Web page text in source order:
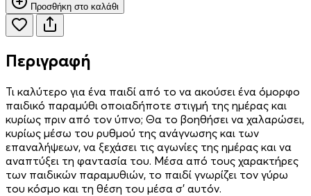
Προσθήκη στο καλάθι
Περιγραφή
Τι καλύτερο για ένα παιδί από το να ακούσει ένα όμορφο
παιδικό παραμύθι οποιαδήποτε στιγμή της ημέρας και
κυρίως πριν από τον ύπνο; Θα το βοηθήσει να χαλαρώσει,
κυρίως μέσω του ρυθμού της ανάγνωσης και των
επαναλήψεων, να ξεχάσει τις αγωνίες της ημέρας και να
αναπτύξει τη φαντασία του. Μέσα από τους χαρακτήρες
των παιδικών παραμυθιών, το παιδί γνωρίζει τον γύρω
του κόσμο και τη θέση του μέσα σ’ αυτόν.